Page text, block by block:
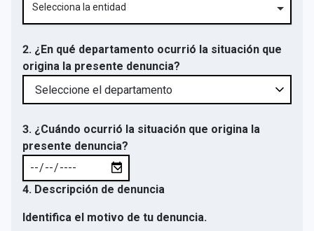
Selecciona la entidad
2. ¿En qué departamento ocurrió la situación que
origina la presente denuncia?
3. ¿Cuándo ocurrió la situación que origina la
presente denuncia?
4. Descripción de denuncia
Identifica el motivo de tu denuncia.